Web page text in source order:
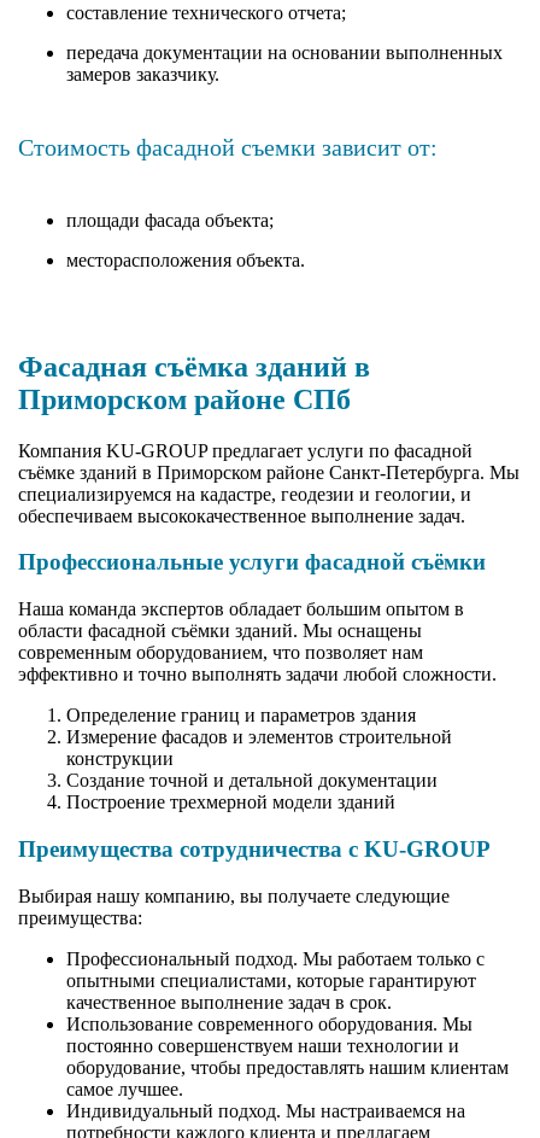
составление технического отчета;
передача документации на основании выполненных
замеров заказчику.
Стоимость фасадной съемки зависит от:
площади фасада объекта;
месторасположения объекта.
Фасадная съёмка зданий в
Приморском районе СПб
Компания KU-GROUP предлагает услуги по фасадной
съёмке зданий в Приморском районе Санкт-Петербурга. Мы
специализируемся на кадастре, геодезии и геологии, и
обеспечиваем высококачественное выполнение задач.
Профессиональные услуги фасадной съёмки
Наша команда экспертов обладает большим опытом в
области фасадной съёмки зданий. Мы оснащены
современным оборудованием, что позволяет нам
эффективно и точно выполнять задачи любой сложности.
Определение границ и параметров здания
Измерение фасадов и элементов строительной
конструкции
Создание точной и детальной документации
Построение трехмерной модели зданий
Преимущества сотрудничества с KU-GROUP
Выбирая нашу компанию, вы получаете следующие
преимущества:
Профессиональный подход. Мы работаем только с
опытными специалистами, которые гарантируют
качественное выполнение задач в срок.
Использование современного оборудования. Мы
постоянно совершенствуем наши технологии и
оборудование, чтобы предоставлять нашим клиентам
самое лучшее.
Индивидуальный подход. Мы настраиваемся на
потребности каждого клиента и предлагаем